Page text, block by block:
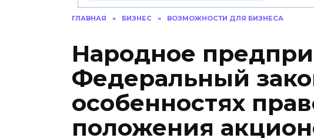
ГЛАВНАЯ » БИЗНЕС » ВОЗМОЖНОСТИ ДЛЯ БИЗНЕСА
Народное
Федеральный
особенностях
положения